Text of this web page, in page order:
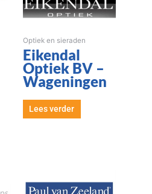
Optiek en sieraden
Eikendal
Optiek BV –
Wageningen
Lees verder